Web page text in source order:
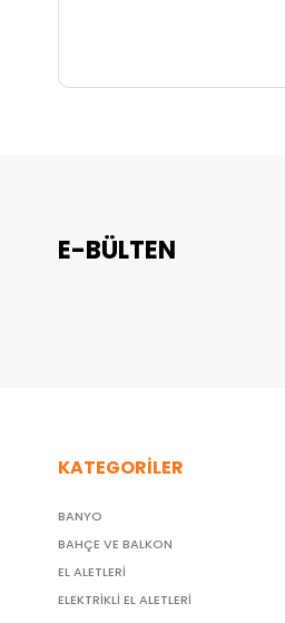
E-BÜLTEN
KATEGORİLER
BANYO
BAHÇE VE BALKON
EL ALETLERİ
ELEKTRİKLİ EL ALETLERİ